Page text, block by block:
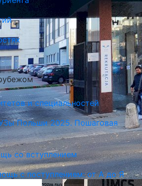
Университет)
Люблин, Польша
и специальностей
Польши 2025. Пошаговая
со вступлением
с поступлением: от А до Я